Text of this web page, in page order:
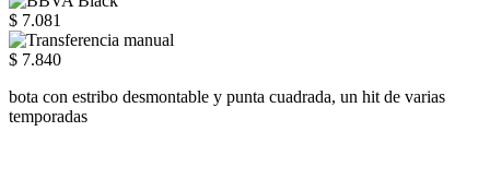
$ 7.081
$ 7.840
bota con estribo desmontable y punta cuadrada, un hit de varias
temporadas